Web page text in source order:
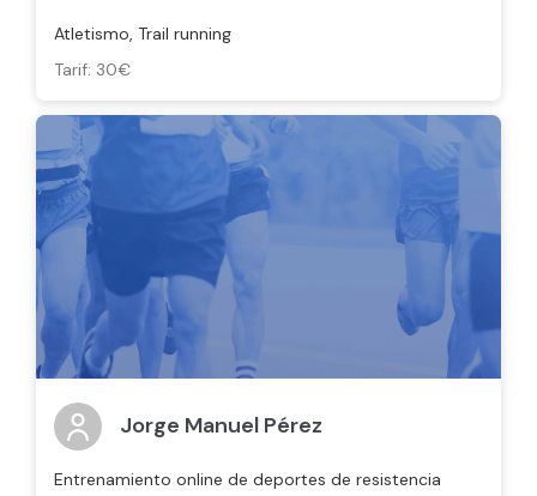
Atletismo, Trail running
Tarif: 30€
Jorge Manuel Pérez
Entrenamiento online de deportes de resistencia